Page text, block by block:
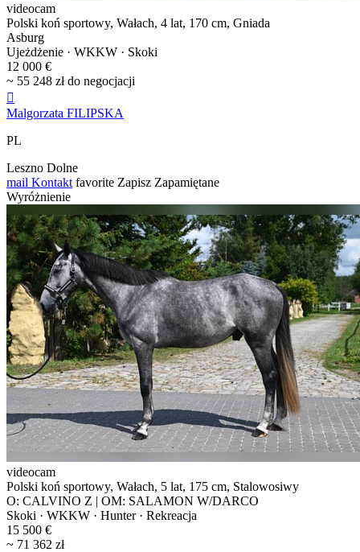
videocam
Polski koń sportowy, Wałach, 4 lat, 170 cm, Gniada
Asburg
Ujeżdżenie · WKKW · Skoki
12 000 €
~ 55 248 zł do negocjacji

Malgorzata FILIPSKA
PL
Leszno Dolne
mail Kontakt favorite Zapisz Zapamiętane
Wyróżnienie
videocam
Polski koń sportowy, Wałach, 5 lat, 175 cm, Stalowosiwy
O: CALVINO Z | OM: SALAMON W/DARCO
Skoki · WKKW · Hunter · Rekreacja
15 500 €
~ 71 362 zł